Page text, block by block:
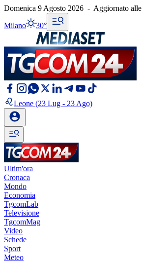
Domenica 9 Agosto 2026 - Aggiornato alle
Milano 30°
Leone (23 Lug - 23 Ago)
Ultim'ora
Cronaca
Mondo
Economia
TgcomLab
Televisione
TgcomMag
Video
Schede
Sport
Meteo